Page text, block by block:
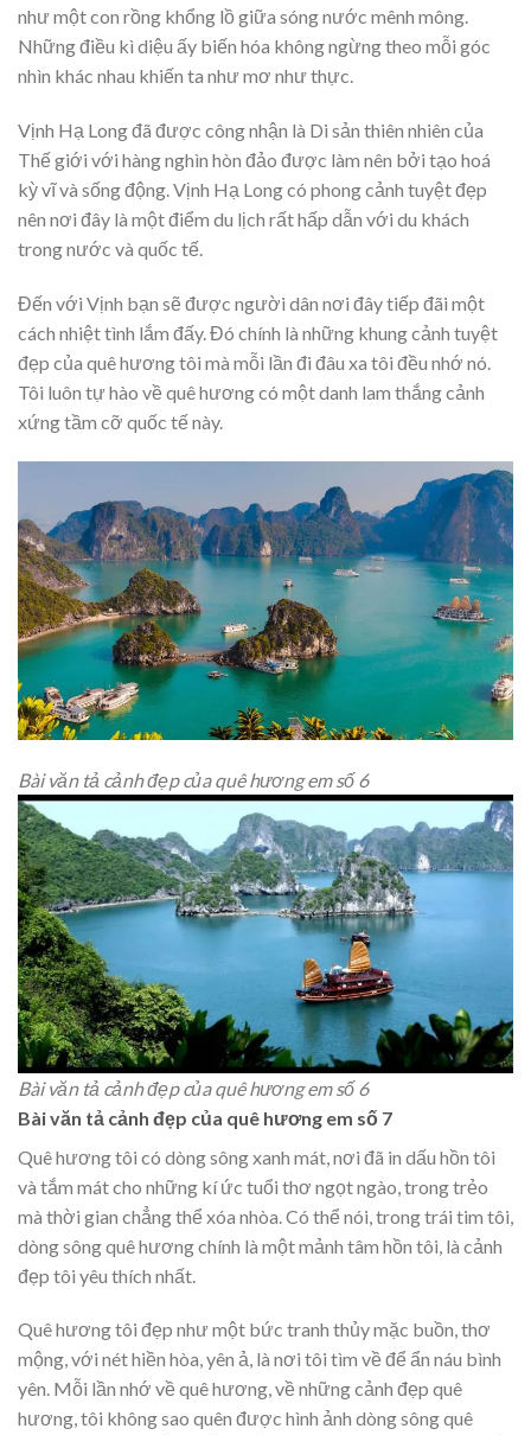
như một con rồng khổng lồ giữa sóng nước mênh mông.
Những điều kì diệu ấy biến hóa không ngừng theo mỗi góc
nhìn khác nhau khiến ta như mơ như thực.
Vịnh Hạ Long đã được công nhận là Di sản thiên nhiên của
Thế giới với hàng nghìn hòn đảo được làm nên bởi tạo hoá
kỳ vĩ và sống động. Vịnh Hạ Long có phong cảnh tuyệt đẹp
nên nơi đây là một điểm du lịch rất hấp dẫn với du khách
trong nước và quốc tế.
Đến với Vịnh bạn sẽ được người dân nơi đây tiếp đãi một
cách nhiệt tình lắm đấy. Đó chính là những khung cảnh tuyệt
đẹp của quê hương tôi mà mỗi lần đi đâu xa tôi đều nhớ nó.
Tôi luôn tự hào về quê hương có một danh lam thắng cảnh
xứng tầm cỡ quốc tế này.
Bài văn tả cảnh đẹp của quê hương em số 6
Bài văn tả cảnh đẹp của quê hương em số 6
Bài văn tả cảnh đẹp của quê hương em số 7
Quê hương tôi có dòng sông xanh mát, nơi đã in dấu hồn tôi
và tắm mát cho những kí ức tuổi thơ ngọt ngào, trong trẻo
mà thời gian chẳng thể xóa nhòa. Có thể nói, trong trái tim tôi,
dòng sông quê hương chính là một mảnh tâm hồn tôi, là cảnh
đẹp tôi yêu thích nhất.
Quê hương tôi đẹp như một bức tranh thủy mặc buồn, thơ
mộng, với nét hiền hòa, yên ả, là nơi tôi tìm về để ẩn náu bình
yên. Mỗi lần nhớ về quê hương, về những cảnh đẹp quê
hương, tôi không sao quên được hình ảnh dòng sông quê